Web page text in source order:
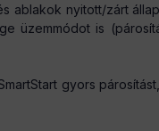
ablakok nyitott/zárt
üzemmódot is
gyors